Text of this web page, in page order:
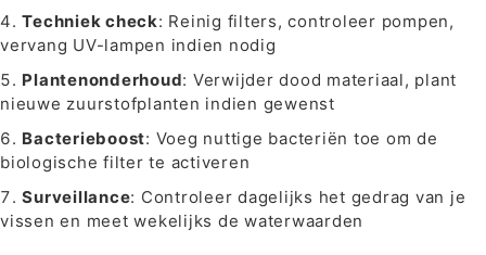
Techniek check: Reinig filters, controleer pompen,
vervang UV-lampen indien nodig
Plantenonderhoud: Verwijder dood materiaal, plant
nieuwe zuurstofplanten indien gewenst
Bacterieboost: Voeg nuttige bacteriën toe om de
biologische filter te activeren
Surveillance: Controleer dagelijks het gedrag van je
vissen en meet wekelijks de waterwaarden